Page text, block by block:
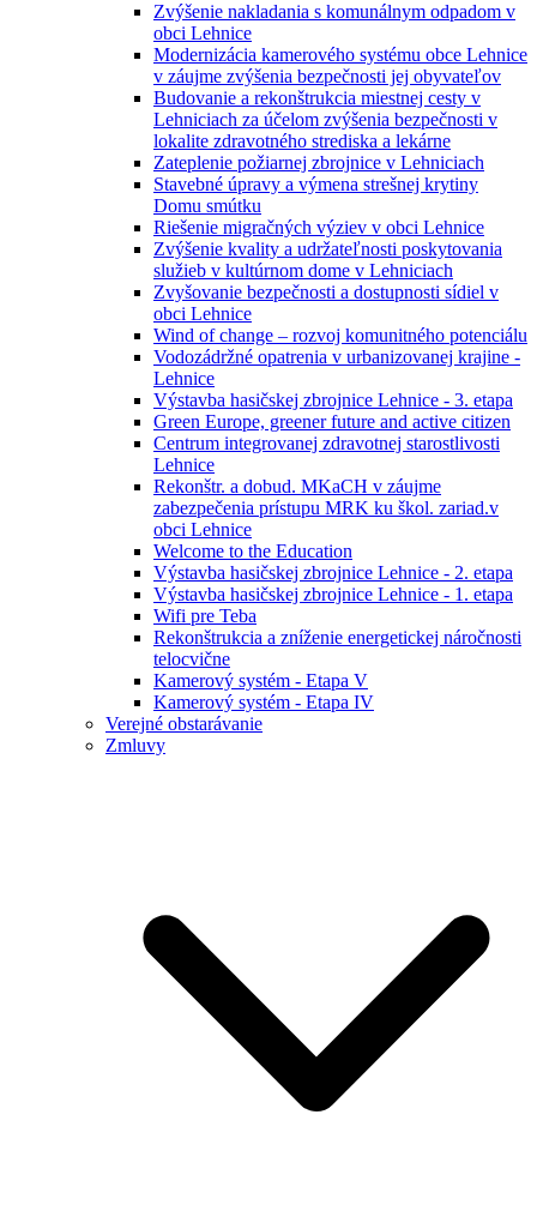
Zvýšenie nakladania s komunálnym odpadom v
obci Lehnice
Modernizácia kamerového systému obce Lehnice
v záujme zvýšenia bezpečnosti jej obyvateľov
Budovanie a rekonštrukcia miestnej cesty v
Lehniciach za účelom zvýšenia bezpečnosti v
lokalite zdravotného strediska a lekárne
Zateplenie požiarnej zbrojnice v Lehniciach
Stavebné úpravy a výmena strešnej krytiny
Domu smútku
Riešenie migračných výziev v obci Lehnice
Zvýšenie kvality a udržateľnosti poskytovania
služieb v kultúrnom dome v Lehniciach
Zvyšovanie bezpečnosti a dostupnosti sídiel v
obci Lehnice
Wind of change – rozvoj komunitného potenciálu
Vodozádržné opatrenia v urbanizovanej krajine -
Lehnice
Výstavba hasičskej zbrojnice Lehnice - 3. etapa
Green Europe, greener future and active citizen
Centrum integrovanej zdravotnej starostlivosti
Lehnice
Rekonštr. a dobud. MKaCH v záujme
zabezpečenia prístupu MRK ku škol. zariad.v
obci Lehnice
Welcome to the Education
Výstavba hasičskej zbrojnice Lehnice - 2. etapa
Výstavba hasičskej zbrojnice Lehnice - 1. etapa
Wifi pre Teba
Rekonštrukcia a zníženie energetickej náročnosti
telocvične
Kamerový systém - Etapa V
Kamerový systém - Etapa IV
Verejné obstarávanie
Zmluvy